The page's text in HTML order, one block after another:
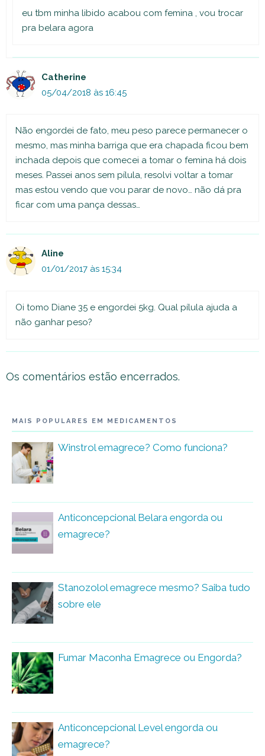
eu tbm minha libido acabou com femina , vou trocar
pra belara agora
Catherine
05/04/2018 às 16:45
Não engordei de fato, meu peso parece permanecer o
mesmo, mas minha barriga que era chapada ficou bem
inchada depois que comecei a tomar o femina há dois
meses. Passei anos sem pílula, resolvi voltar a tomar
mas estou vendo que vou parar de novo… não dá pra
ficar com uma pança dessas…
Aline
01/01/2017 às 15:34
Oi tomo Diane 35 e engordei 5kg. Qual pílula ajuda a
não ganhar peso?
Os comentários estão encerrados.
MAIS POPULARES EM MEDICAMENTOS
Winstrol emagrece? Como funciona?
Anticoncepcional Belara engorda ou
emagrece?
Stanozolol emagrece mesmo? Saiba tudo
sobre ele
Fumar Maconha Emagrece ou Engorda?
Anticoncepcional Level engorda ou
emagrece?